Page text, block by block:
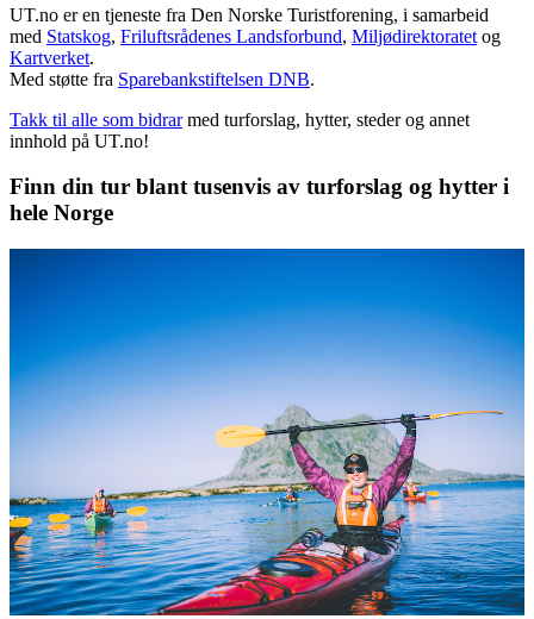
UT.no er en tjeneste fra Den Norske Turistforening, i samarbeid
med Statskog, Friluftsrådenes Landsforbund, Miljødirektoratet og
Kartverket.
Med støtte fra Sparebankstiftelsen DNB.
Takk til alle som bidrar med turforslag, hytter, steder og annet
innhold på UT.no!
Finn din tur blant tusenvis av turforslag og hytter i
hele Norge